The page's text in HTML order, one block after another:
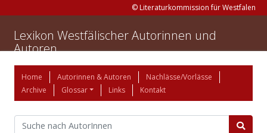
© Literaturkommission für Westfalen
Lexikon Westfälischer Autorinnen und
Autoren
Home Autorinnen & Autoren
Nachlässe/Vorlässe
Archive
Glossar Links Kontakt